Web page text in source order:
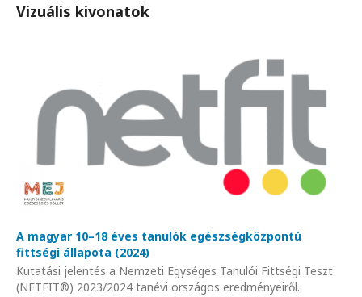
Vizuális kivonatok
A magyar 10–18 éves tanulók egészségközpontú
fittségi állapota (2024)
Kutatási jelentés a Nemzeti Egységes Tanulói Fittségi Teszt
(NETFIT®) 2023/2024 tanévi országos eredményeiről.